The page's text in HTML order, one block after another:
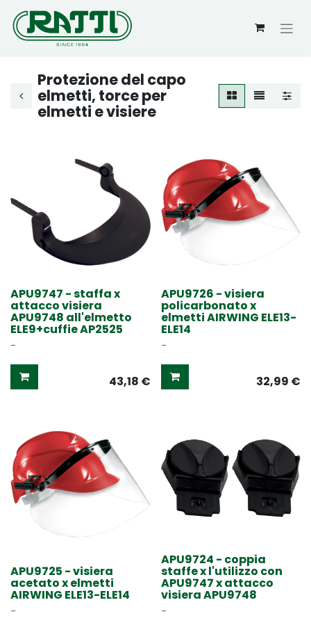
Protezione del capo
elmetti, torce per
elmetti e visiere
APU9747 - staffa x
attacco visiera
APU9748 all'elmetto
ELE9+cuffie AP2525
-
43,18 €
APU9726 - visiera
policarbonato x
elmetti AIRWING ELE13-
ELE14
-
32,99 €
APU9725 - visiera
acetato x elmetti
AIRWING ELE13-ELE14
-
APU9724 - coppia
staffe x l'utilizzo con
APU9747 x attacco
visiera APU9748
-